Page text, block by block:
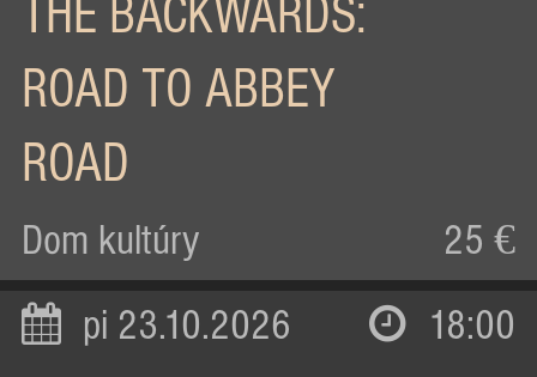
THE BACKWARDS:
ROAD TO ABBEY
ROAD
Dom kultúry 25 €
pi 23.10.2026 18:00